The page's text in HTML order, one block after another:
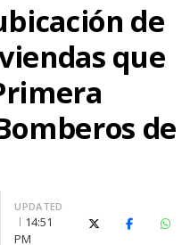
de
que
de
UPDATED
14:51
PM
X (Twitter)Facebook